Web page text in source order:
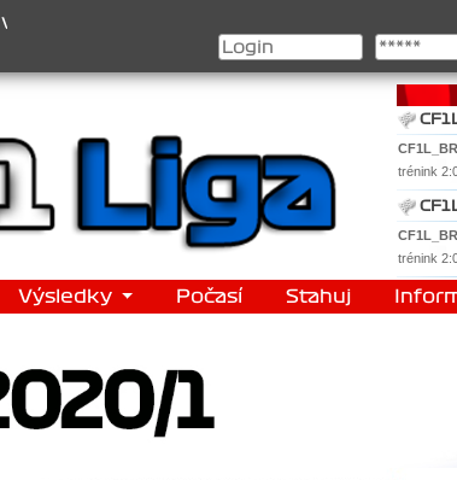
Jan Nováček , 3. Jakub Chmelík , Pohár
trénink
trénink
Výsledky Počasí Stahuj